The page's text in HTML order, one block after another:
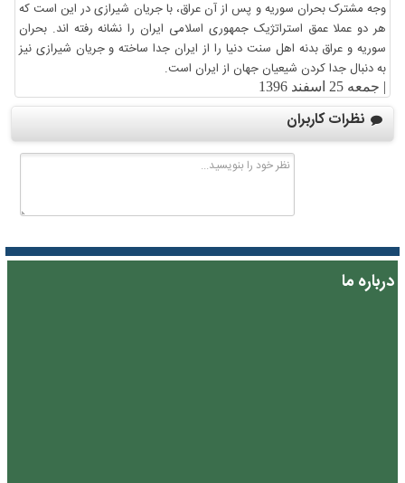
وجه مشترک بحران سوریه و پس از آن عراق، با جریان شیرازی در این است که
هر دو عملا عمق استراتژیک جمهوری اسلامی ایران را نشانه رفته اند. بحران
سوریه و عراق بدنه اهل سنت دنیا را از ایران جدا ساخته و جریان شیرازی نیز
به دنبال جدا کردن شیعیان جهان از ایران است.
| جمعه 25 اسفند 1396
نظرات کاربران
درباره ما